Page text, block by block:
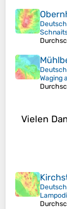
Waging
Vielen